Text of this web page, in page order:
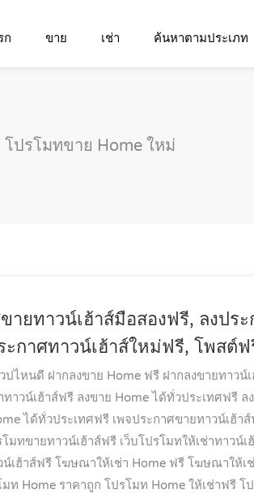
ก ขาย เช่า ค้นหาตามประเภท
โปรโมทขาย Home ใหม่
ายทาวน์เฮ้าส์มือสองฟรี, ลงปร
ะกาศทาวน์เฮ้าส์ใหม่ฟรี, โพสต์ฟ
ปไหนดี ฝากลงขาย Home ฟรี ฝากลงขายทาวน์
ทาวน์เฮ้าส์ฟรี ลงขาย Home ได้ทั่วประเทศฟรี ล
ได้ทั่วประเทศฟรี เพจประกาศขายทาวน์เฮ้า
โมทขายทาวน์เฮ้าส์ฟรี เว็บโปรโมทให้เช่าทาวน์เ
เฮ้าส์ฟรี โฆษณาให้เช่า Home ฟรี โฆษณาให้เ
มท Home ราคาถูก โปรโมท Home ให้เช่าฟรี โ